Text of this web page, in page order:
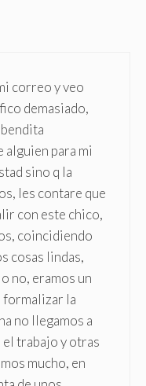
correo y veo
demasiado,
alguien para mi
sino q la
les contare que
con este chico,
coincidiendo
cosas lindas,
no, eramos un
formalizar la
no llegamos a
el trabajo y otras
mucho, en